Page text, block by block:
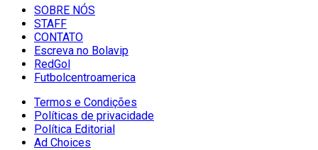
SOBRE NÓS
STAFF
CONTATO
Escreva no Bolavip
RedGol
Futbolcentroamerica
Termos e Condições
Políticas de privacidade
Política Editorial
Ad Choices